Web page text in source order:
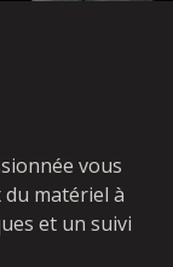
vous
du matériel à
et un suivi